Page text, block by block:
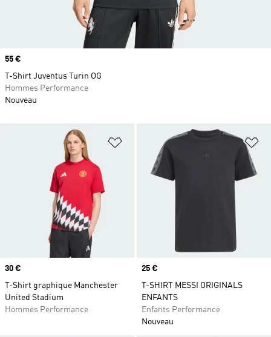
Ajouter à la Liste de produits
Prix
30 €
T-Shirt graphique Manchester
United Stadium
Hommes Performance
Prix
25 €
T-SHIRT MESSI ORIGINALS
ENFANTS
Enfants Performance
Nouveau
Prix
55 €
T-Shirt Juventus Turin OG
Hommes Performance
Nouveau